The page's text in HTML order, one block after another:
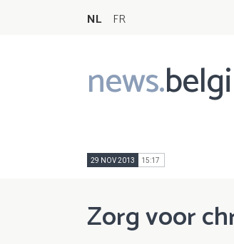
NL FR
news.
Main
navigation
29 NOV 2013 15:17
Zorg voor